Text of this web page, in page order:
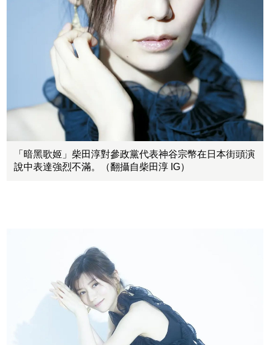
「暗黑歌姬」柴田淳對參政黨代表神谷宗幣在日本街頭演
說中表達強烈不滿。（翻攝自柴田淳 IG）